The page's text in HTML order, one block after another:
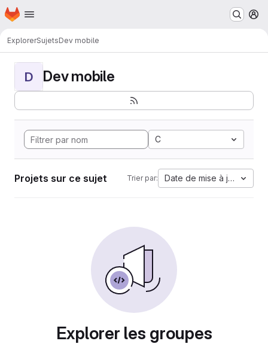
Passer au contenu principal
Page d'accueil
ExplorerSujetsDev mobile
D Dev mobile
C
Projets sur ce sujet Trier par: Date de mise à jour
Explorer les groupes